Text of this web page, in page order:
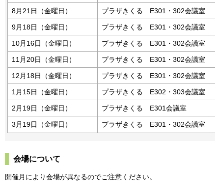
8月21日（金曜日） プラザきくる E301・302会議室
9月18日（金曜日） プラザきくる E301・302会議室
10月16日（金曜日） プラザきくる E301・302会議室
11月20日（金曜日） プラザきくる E301・302会議室
12月18日（金曜日） プラザきくる E301・302会議室
1月15日（金曜日） プラザきくる E302・303会議室
2月19日（金曜日） プラザきくる E301会議室
3月19日（金曜日） プラザきくる E301・302会議室
会場について
開催月により会場が異なるのでご注意ください。